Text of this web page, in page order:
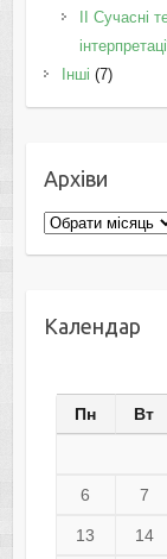
II Cучасні
Інші (7)
Архіви
Архіви
Календар
Пн Вт
6 7
13 14